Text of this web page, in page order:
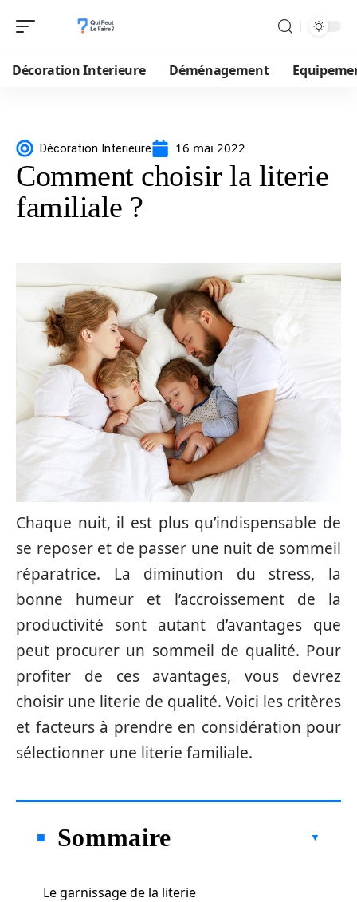
Décoration Interieure Déménagement
Décoration Interieure 16 mai 2022
Comment choisir la literie
familiale ?
Chaque nuit, il est plus qu’indispensable de
se reposer et de passer une nuit de sommeil
réparatrice. La diminution du stress, la
bonne humeur et l’accroissement de la
productivité sont autant d’avantages que
peut procurer un sommeil de qualité. Pour
profiter de ces avantages, vous devrez
choisir une literie de qualité. Voici les critères
et facteurs à prendre en considération pour
sélectionner une literie familiale.
Sommaire
Le garnissage de la literie